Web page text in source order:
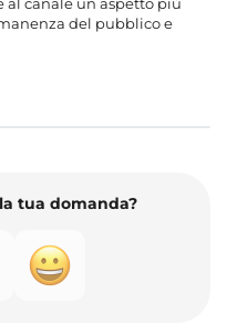
del pubblico e
tua domanda?